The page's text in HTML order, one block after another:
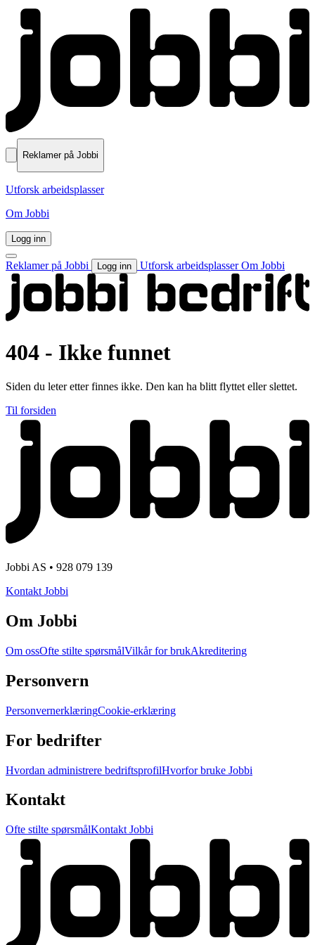
Reklamer på Jobbi
Utforsk arbeidsplasser
Om Jobbi
Logg inn
Reklamer på Jobbi Logg inn Utforsk arbeidsplasserOm Jobbi
404 - Ikke funnet
Siden du leter etter finnes ikke. Den kan ha blitt flyttet eller slettet.
Til forsiden
Jobbi AS • 928 079 139
Kontakt Jobbi
Om Jobbi
Om ossOfte stilte spørsmålVilkår for brukAkreditering
Personvern
PersonvernerklæringCookie-erklæring
For bedrifter
Hvordan administrere bedriftsprofilHvorfor bruke Jobbi
Kontakt
Ofte stilte spørsmålKontakt Jobbi